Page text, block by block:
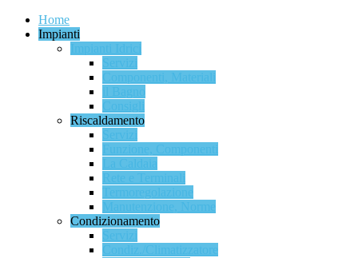
Home
Impianti
Riscaldamento
Condizionamento